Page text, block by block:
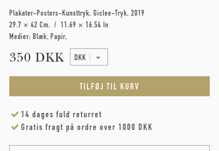
Plakater-Posters-Kunsttryk Giclee-Tryk 2019
29.7 × 42 Cm
11.69 × 16.54 In
Medier: Blæk Papir
350 DKK
14 dages fuld returret
Gratis fragt på ordre over 1000 DKK